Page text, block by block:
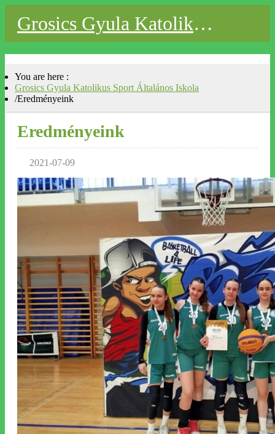
Grosics Gyula Katolikus Sport Általános Iskola
Fenntartónk
Alapítvány
KRÉTA
CourseGarden
Angol nyelvfejlesztés
Erasmus+
Visegrad Fund projects
Teremtésvédelem
Eredményeink
Eredményeink 2024. tavaszától
Galéria
Beiskolázás 2026-2027
You are here :
Grosics Gyula Katolikus Sport Általános Iskola
/Eredményeink
Eredményeink
2021-07-09